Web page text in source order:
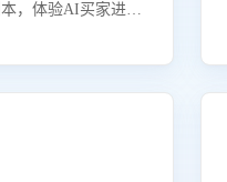
，体验AI买家进线